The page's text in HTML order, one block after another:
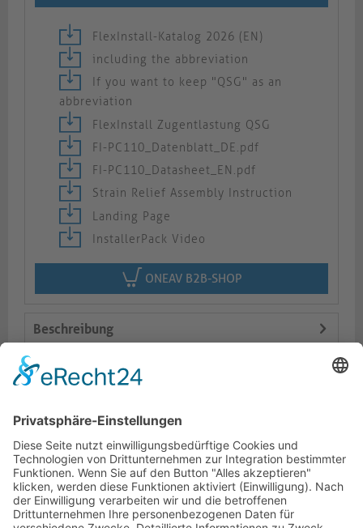
FlexInstall-Katalog 2026 (EN)
including the abbreviation
If you want to keep "QSG" as an
abbreviation
FlexInstall Zugentlastung QSG
FI-PC110_Datenblatt_DE.pdf
FI-PC110_Datasheet_EN.pdf
Strain Relief Assembly Instruction
Landing Page
InstallerPack Video
ONEAV B2B-SHOP
Beschreibung
Logistik
Dokumente